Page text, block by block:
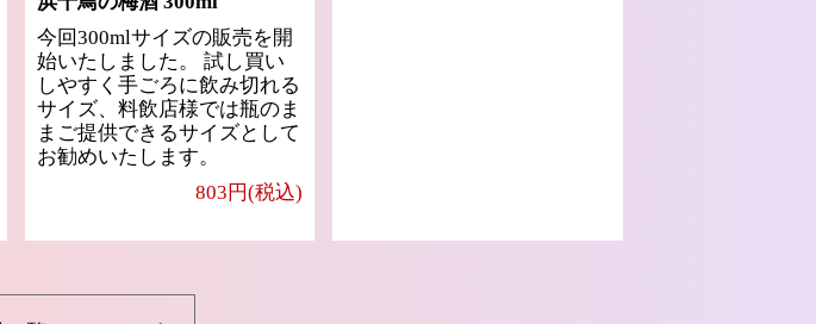
今回300mlサイズの販売を開
始いたしました。 試し買い
しやすく手ごろに飲み切れる
サイズ、料飲店様では瓶のま
まご提供できるサイズとして
お勧めいたします。
803円(税込)